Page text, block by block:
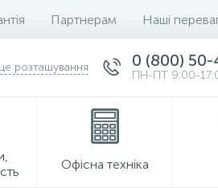
Партнерам Наші
розташування 0 (800)
ПН-ПТ 9:00-
Офісна техніка